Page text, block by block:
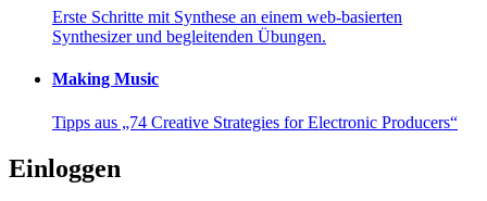
Erste Schritte mit Synthese an einem web-basierten
Synthesizer und begleitenden Übungen.
Making Music
Tipps aus „74 Creative Strategies for Electronic Producers“
Einloggen